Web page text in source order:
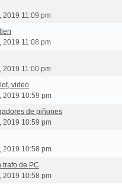
2019 11:09 pm
2019 11:08 pm
2019 11:00 pm
video
2019 10:59 pm
de piñones
2019 10:59 pm
2019 10:58 pm
trafo de PC
2019 10:58 pm